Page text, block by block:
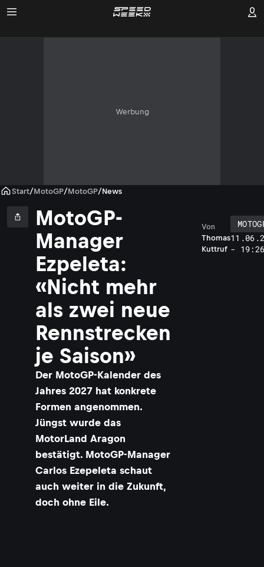
Werbung
Start/MotoGP/MotoGP/News
MotoGP-
Manager
Ezpeleta:
«Nicht mehr
als zwei neue
Rennstrecken
je Saison»
Der MotoGP-Kalender des
Jahres 2027 hat konkrete
Formen angenommen.
Jüngst wurde das
MotorLand Aragon
bestätigt. MotoGP-Manager
Carlos Ezepeleta schaut
auch weiter in die Zukunft,
doch ohne Eile.
Thomas
Kuttruf
Von
-